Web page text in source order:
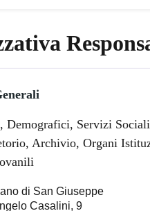
Demografici, Servizi
Archivio, Organi
di San Giuseppe
Casalini, 9